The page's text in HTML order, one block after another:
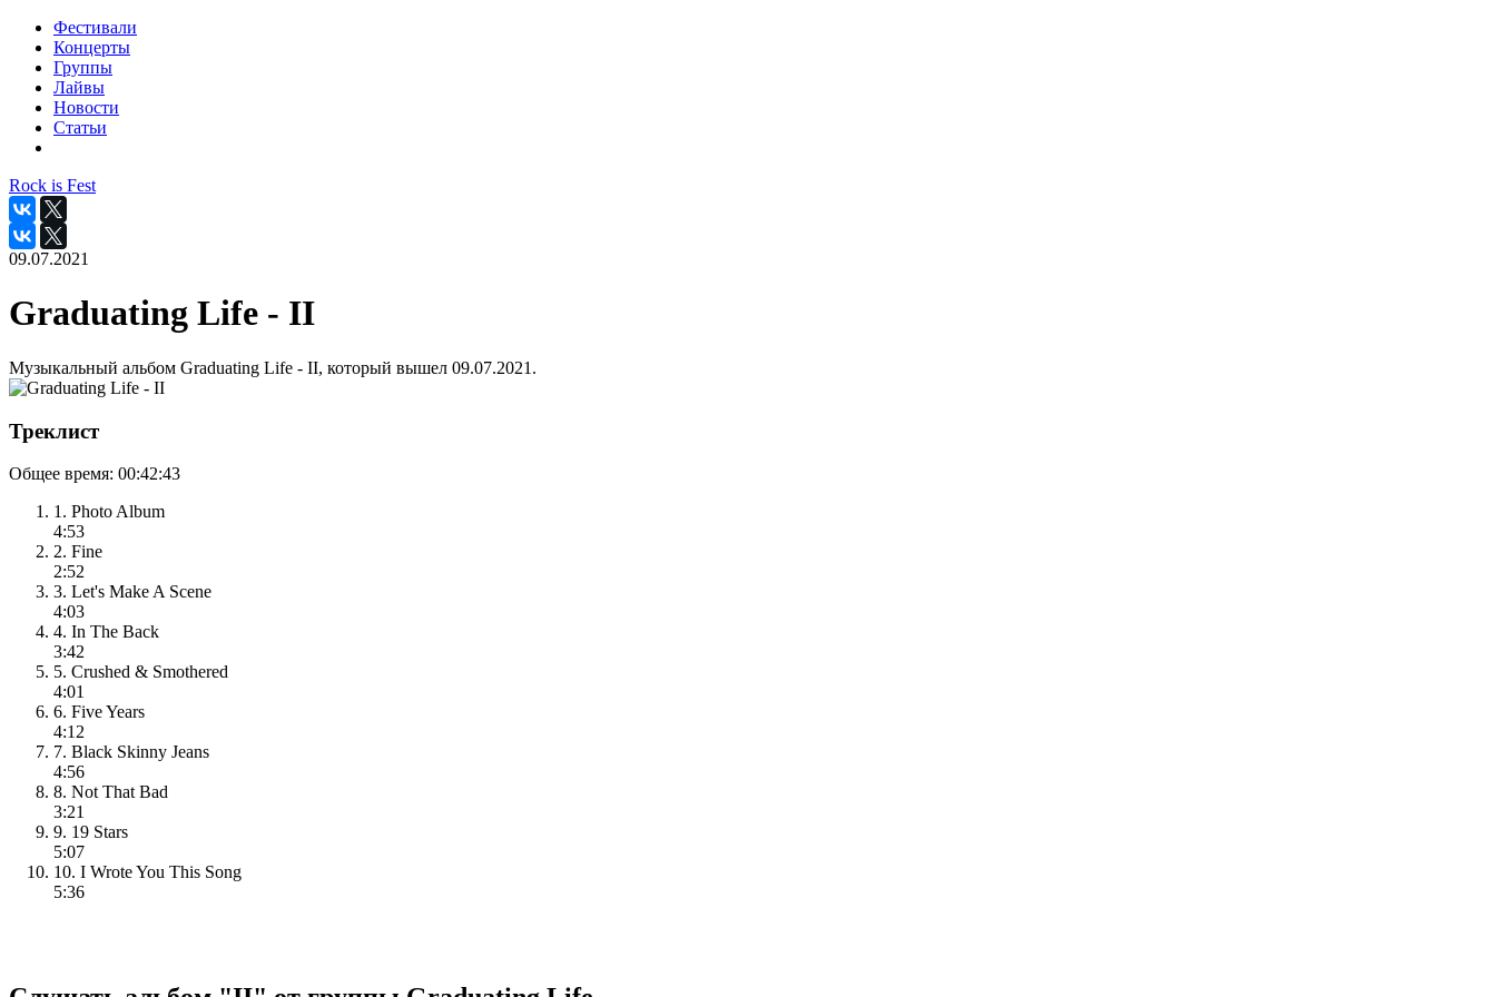
Фестивали
Концерты
Группы
Лайвы
Новости
Статьи
Rock is Fest
09.07.2021
Graduating Life - II
Музыкальный альбом Graduating Life - II, который вышел 09.07.2021.
Треклист
Общее время: 00:42:43
1. Photo Album
4:53
2. Fine
2:52
3. Let's Make A Scene
4:03
4. In The Back
3:42
5. Crushed & Smothered
4:01
6. Five Years
4:12
7. Black Skinny Jeans
4:56
8. Not That Bad
3:21
9. 19 Stars
5:07
10. I Wrote You This Song
5:36